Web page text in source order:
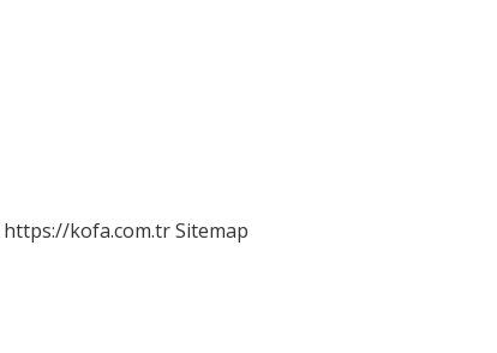
https://kofa.com.trSitemap